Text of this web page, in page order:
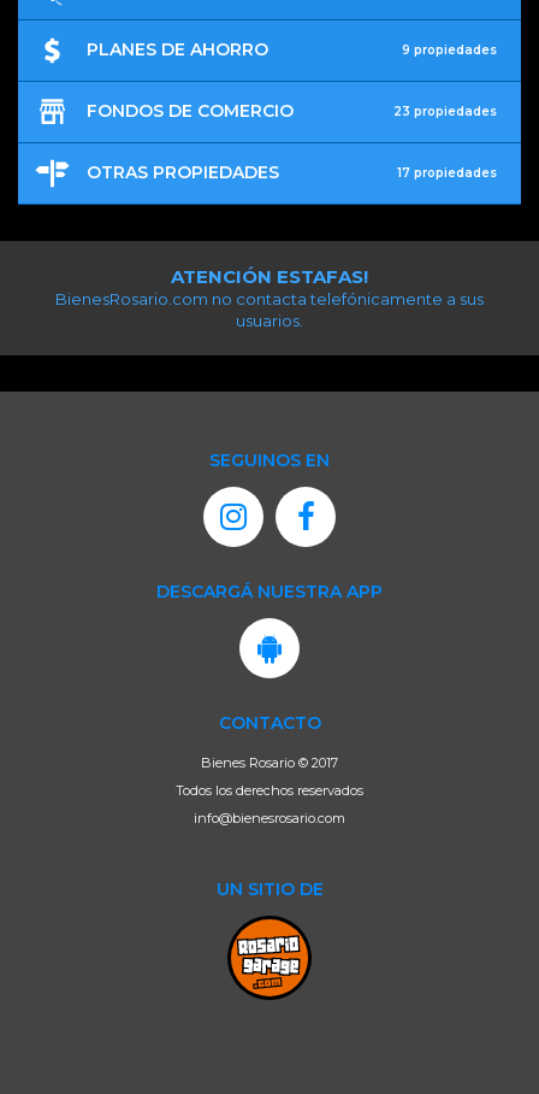
PLANES DE AHORRO 9 propiedades
FONDOS DE COMERCIO 23 propiedades
OTRAS PROPIEDADES 17 propiedades
ATENCIÓN ESTAFAS!
BienesRosario.com no contacta telefónicamente a sus
usuarios.
SEGUINOS EN
DESCARGÁ NUESTRA APP
CONTACTO
Bienes Rosario © 2017
Todos los derechos reservados
info@bienesrosario.com
UN SITIO DE